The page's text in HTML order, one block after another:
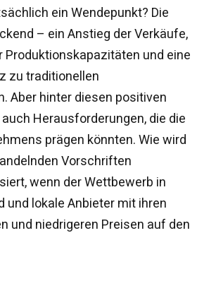
ein Wendepunkt? Die
– ein Anstieg der Verkäufe,
Produktionskapazitäten und eine
zu traditionellen
Aber hinter diesen positiven
Herausforderungen, die die
prägen könnten. Wie wird
Vorschriften
wenn der Wettbewerb in
und lokale Anbieter mit ihren
und niedrigeren Preisen auf den